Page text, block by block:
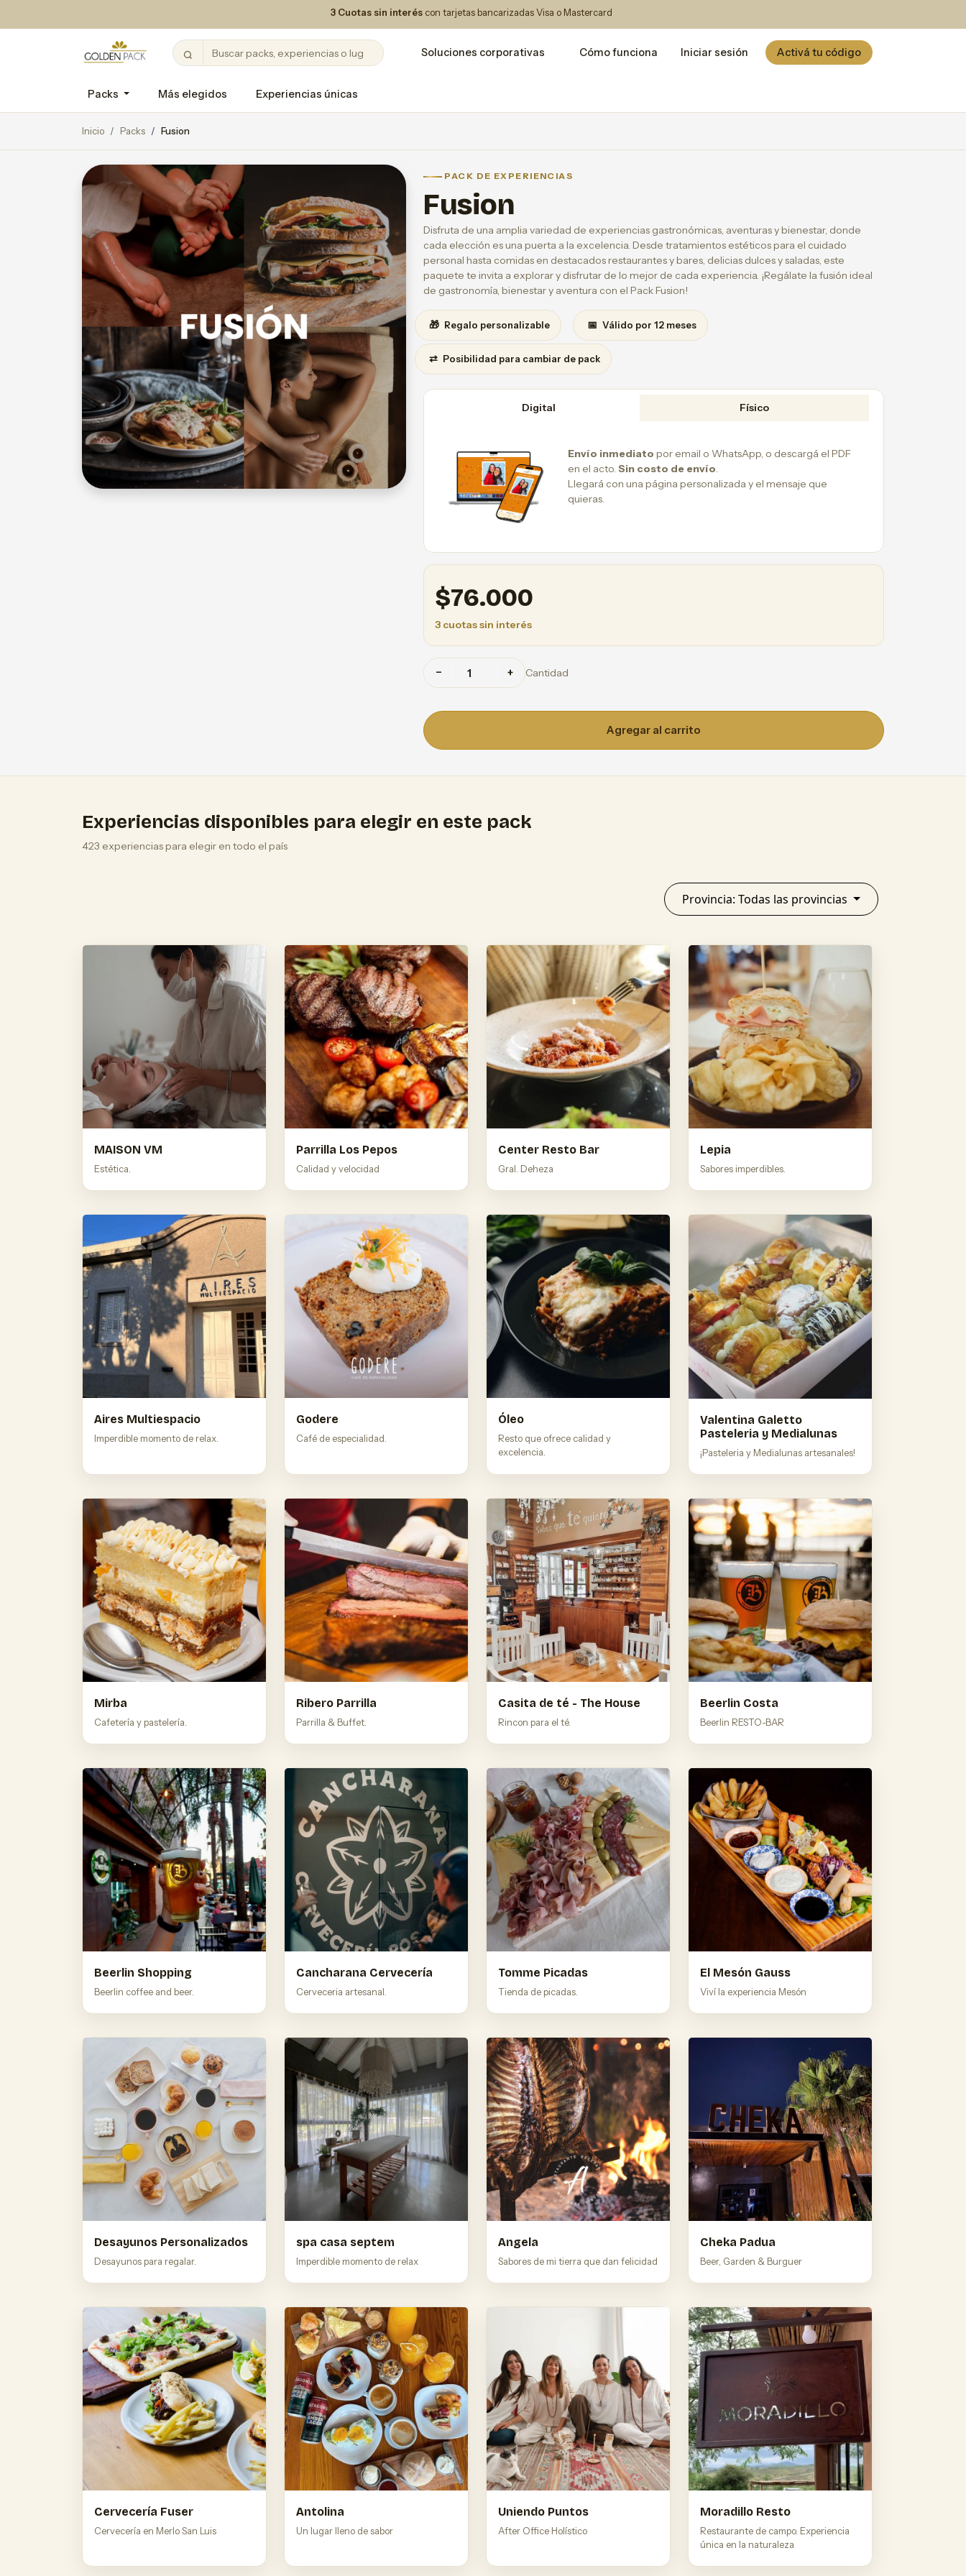
3 Cuotas sin interés con tarjetas bancarizadas Visa o Mastercard
Soluciones corporativas Cómo funciona Iniciar sesión Activá tu código
Packs Más elegidos Experiencias únicas
Inicio Packs Fusion
PACK DE EXPERIENCIAS
Fusion
Disfruta de una amplia variedad de experiencias gastronómicas, aventuras y bienestar, donde
cada elección es una puerta a la excelencia. Desde tratamientos estéticos para el cuidado
personal hasta comidas en destacados restaurantes y bares, delicias dulces y saladas, este
paquete te invita a explorar y disfrutar de lo mejor de cada experiencia. ¡Regálate la fusión ideal
de gastronomía, bienestar y aventura con el Pack Fusion!
🎁 Regalo personalizable 📅 Válido por 12 meses
⇄ Posibilidad para cambiar de pack
Digital Físico
Envío inmediato por email o WhatsApp, o descargá el PDF
en el acto. Sin costo de envío
Llegará con una página personalizada y el mensaje que
quieras.
$76.000
3 cuotas sin interés
− + Cantidad
Agregar al carrito
Experiencias disponibles para elegir en este pack
423 experiencias para elegir en todo el país
Provincia: Todas las provincias
MAISON VM
Estética.
Parrilla Los Pepos
Calidad y velocidad
Center Resto Bar
Gral. Deheza
Lepia
Sabores imperdibles.
Aires Multiespacio
Imperdible momento de relax.
Godere
Café de especialidad.
Óleo
Resto que ofrece calidad y
excelencia.
Valentina Galetto
Pasteleria y Medialunas
¡Pasteleria y Medialunas artesanales!
Mirba
Cafetería y pastelería.
Ribero Parrilla
Parrilla & Buffet.
Casita de té - The House
Rincon para el té.
Beerlin Costa
Beerlin RESTO-BAR
Beerlin Shopping
Beerlin coffee and beer.
Cancharana Cervecería
Cerveceria artesanal.
Tomme Picadas
Tienda de picadas.
El Mesón Gauss
Viví la experiencia Mesón
Desayunos Personalizados
Desayunos para regalar.
spa casa septem
Imperdible momento de relax
Angela
Sabores de mi tierra que dan felicidad
Cheka Padua
Beer, Garden & Burguer
Cervecería Fuser
Cervecería en Merlo San Luis
Antolina
Un lugar lleno de sabor
Uniendo Puntos
After Office Holístico
Moradillo Resto
Restaurante de campo. Experiencia
única en la naturaleza